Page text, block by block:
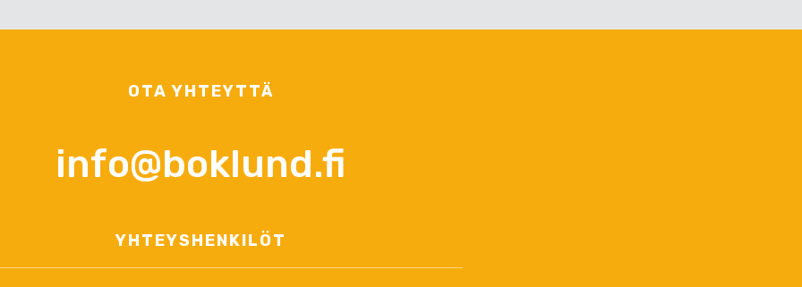
OTA YHTEYTTÄ
info@boklund.fi
YHTEYSHENKILÖT